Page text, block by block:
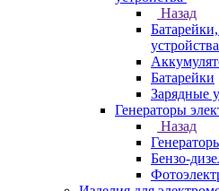
Назад
устройства
Батарейки
Зарядные
Генераторы
Назад
Бензо-